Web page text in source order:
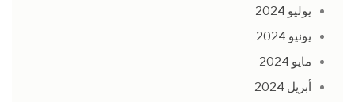
يوليو 2024
يونيو 2024
مايو 2024
أبريل 2024